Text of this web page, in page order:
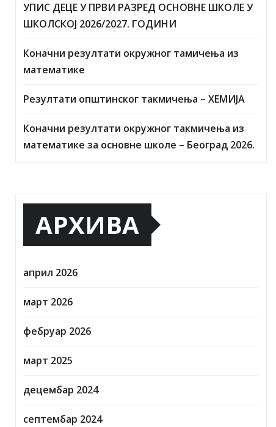
УПИС ДЕЦЕ У ПРВИ РАЗРЕД ОСНОВНЕ ШКОЛЕ У
ШКОЛСКОЈ 2026/2027. ГОДИНИ
Коначни резултати окружног тамичења из
математике
Резултати општинског такмичења – ХЕМИЈА
Коначни резултати окружног такмичења из
математике за основне школе – Београд 2026.
АРХИВА
април 2026
март 2026
фебруар 2026
март 2025
децембар 2024
септембар 2024